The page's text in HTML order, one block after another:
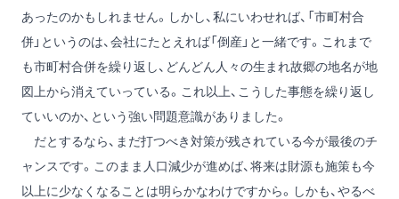
あったのかもしれません。しかし、私にいわせれば、「市町村合
併」というのは、会社にたとえれば「倒産」と一緒です。これまで
も市町村合併を繰り返し、どんどん人々の生まれ故郷の地名が地
図上から消えていっている。これ以上、こうした事態を繰り返し
ていいのか、という強い問題意識がありました。
だとするなら、まだ打つべき対策が残されている今が最後のチ
ャンスです。このまま人口減少が進めば、将来は財源も施策も今
以上に少なくなることは明らかなわけですから。しかも、やるべ